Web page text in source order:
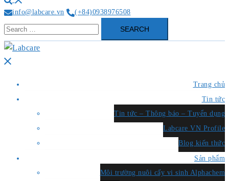
info@labcare.vn
(+84)0938976508
Search
for:
Close
Trang chủ
Tin tức
Tin tức – Thông báo – Tuyển dụng
Labcare VN Profile
Blog kiến thức
Sản phẩm
Môi trường nuôi cấy vi sinh Alphachem